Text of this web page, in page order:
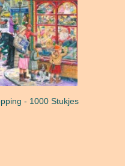
- 1000 Stukjes